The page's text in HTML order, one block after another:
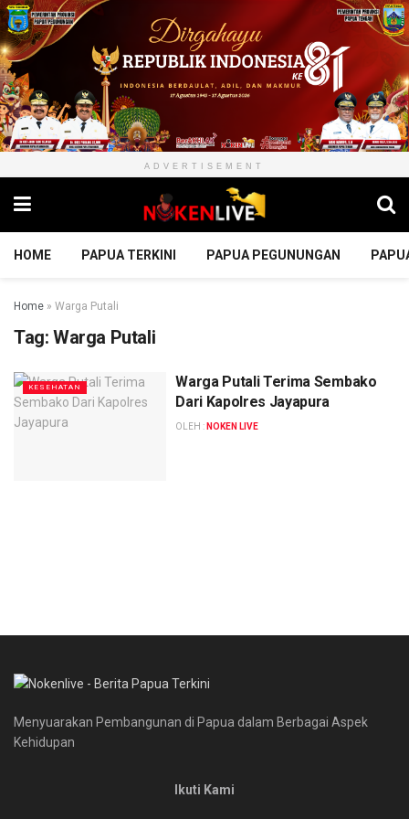
ADVERTISEMENT
HOME PAPUA TERKINI PAPUA PEGUNUNGAN
Home » Warga Putali
Tag: Warga Putali
KESEHATAN
Warga Putali Terima Sembako
Dari Kapolres Jayapura
OLEH : NOKEN LIVE
Menyuarakan Pembangunan di Papua dalam Berbagai Aspek
Kehidupan
Ikuti Kami